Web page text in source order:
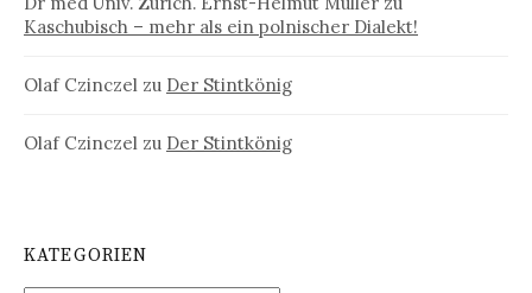
Kaschubisch – mehr als ein polnischer Dialekt!
Olaf Czinczel zu Der Stintkönig
Olaf Czinczel zu Der Stintkönig
KATEGORIEN